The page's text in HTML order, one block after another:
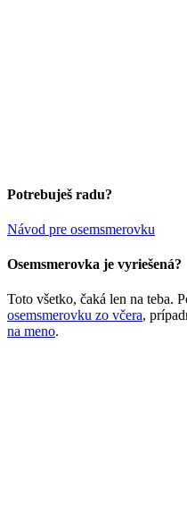
Potrebuješ radu?
Návod pre osemsmerovku
Osemsmerovka je vyriešená?
Toto všetko, čaká len na teba.
osemsmerovku zo včera,
na meno.